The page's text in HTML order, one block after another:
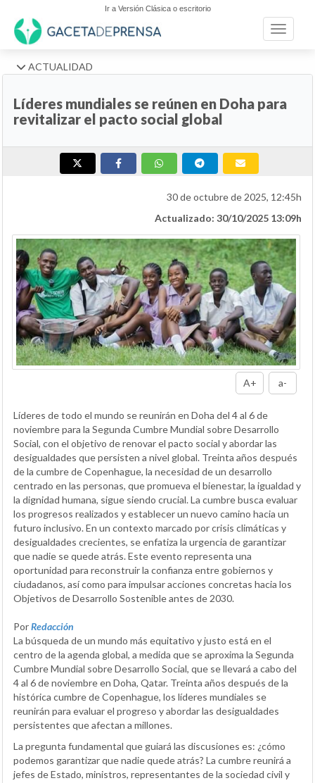
Ir a Versión Clásica o escritorio
Toggle
ACTUALIDAD
Líderes mundiales se reúnen en Doha para
revitalizar el pacto social global
30 de octubre de 2025, 12:45h
Actualizado: 30/10/2025 13:09h
A+ a-
Líderes de todo el mundo se reunirán en Doha del 4 al 6 de
noviembre para la Segunda Cumbre Mundial sobre Desarrollo
Social, con el objetivo de renovar el pacto social y abordar las
desigualdades que persisten a nivel global. Treinta años después
de la cumbre de Copenhague, la necesidad de un desarrollo
centrado en las personas, que promueva el bienestar, la igualdad y
la dignidad humana, sigue siendo crucial. La cumbre busca evaluar
los progresos realizados y establecer un nuevo camino hacia un
futuro inclusivo. En un contexto marcado por crisis climáticas y
desigualdades crecientes, se enfatiza la urgencia de garantizar
que nadie se quede atrás. Este evento representa una
oportunidad para reconstruir la confianza entre gobiernos y
ciudadanos, así como para impulsar acciones concretas hacia los
Objetivos de Desarrollo Sostenible antes de 2030.
PorRedacción
La búsqueda de un mundo más equitativo y justo está en el
centro de la agenda global, a medida que se aproxima la Segunda
Cumbre Mundial sobre Desarrollo Social, que se llevará a cabo del
4 al 6 de noviembre en Doha, Qatar. Treinta años después de la
histórica cumbre de Copenhague, los líderes mundiales se
reunirán para evaluar el progreso y abordar las desigualdades
persistentes que afectan a millones.
La pregunta fundamental que guiará las discusiones es: ¿cómo
podemos garantizar que nadie quede atrás? La cumbre reunirá a
jefes de Estado, ministros, representantes de la sociedad civil y